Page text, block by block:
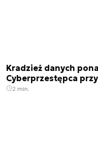
Kradzież danych
Cyberprzestępca
2 min.